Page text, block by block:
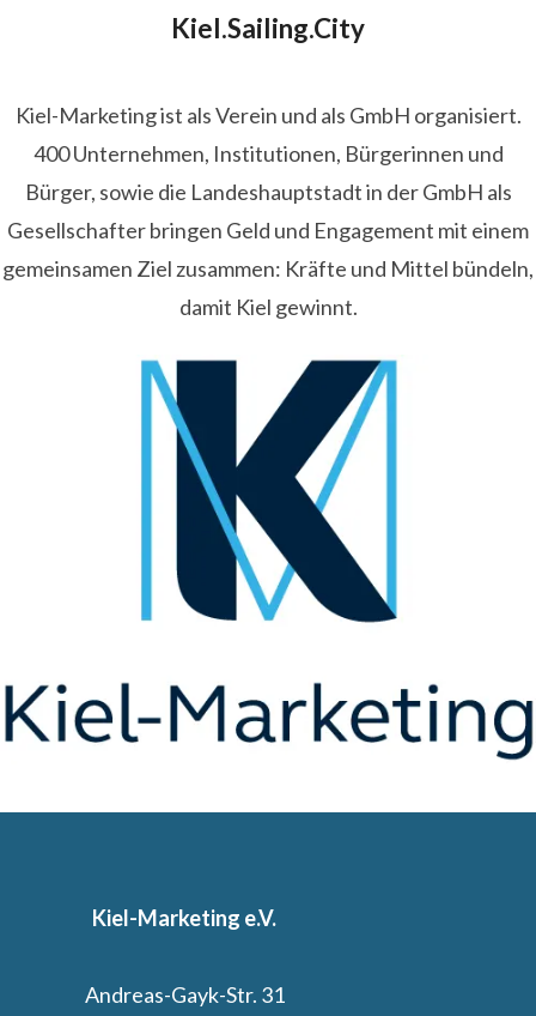
Kiel.Sailing.City
Kiel-Marketing ist als Verein und als GmbH organisiert.
400 Unternehmen, Institutionen, Bürgerinnen und
Bürger, sowie die Landeshauptstadt in der GmbH als
Gesellschafter bringen Geld und Engagement mit einem
gemeinsamen Ziel zusammen: Kräfte und Mittel bündeln,
damit Kiel gewinnt.
Kiel-Marketing e.V.
Andreas-Gayk-Str. 31